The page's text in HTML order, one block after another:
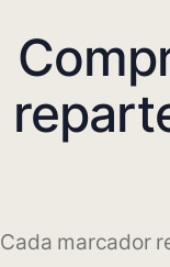
Cada marcador